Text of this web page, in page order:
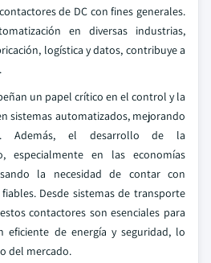
de DC con fines generales.
en diversas industrias,
logística y datos, contribuye a
un papel crítico en el control y la
sistemas automatizados, mejorando
Además, el desarrollo de la
especialmente en las economías
la necesidad de contar con
Desde sistemas de transporte
contactores son esenciales para
eficiente de energía y seguridad, lo
del mercado.